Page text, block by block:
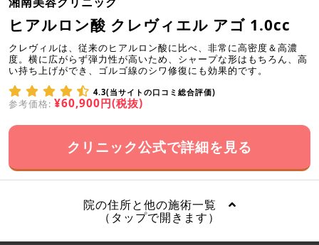
ヒアルロン酸 クレヴィエル アゴ 1.0cc
クレヴィルは、従来のヒアルロン酸に比べ、非常に高密度＆高濃
度。横に広がらず弾力性が高いため、シャープな形はもちろん、高
い持ち上げができ、ゴルゴ線のシワ修復にも効果的です。
4.3(当サイトの口コミ総合評価)
参考価格: ¥60,900円(税抜)
クリニック公式で詳細を見る
院の住所と他の施術一覧
（タップで開きます）